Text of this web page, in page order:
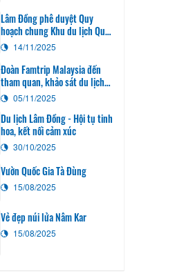
Lâm Đồng phê duyệt Quy
hoạch chung Khu du lịch Quốc
gia Mũi Né đến năm 2040
14/11/2025
Đoàn Famtrip Malaysia đến
tham quan, khảo sát du lịch
Lâm Đồng
05/11/2025
Du lịch Lâm Đồng - Hội tụ tinh
hoa, kết nối cảm xúc
30/10/2025
Vườn Quốc Gia Tà Đùng
15/08/2025
Vẻ đẹp núi lửa Nâm Kar
15/08/2025